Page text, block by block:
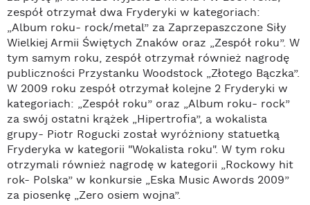
zespół otrzymał dwa Fryderyki w kategoriach:
„Album roku- rock/metal” za Zaprzepaszczone Siły
Wielkiej Armii Świętych Znaków oraz „Zespół roku”. W
tym samym roku, zespół otrzymał również nagrodę
publiczności Przystanku Woodstock „Złotego Bączka”.
W 2009 roku zespół otrzymał kolejne 2 Fryderyki w
kategoriach: „Zespół roku” oraz „Album roku- rock”
za swój ostatni krążek „Hipertrofia”, a wokalista
grupy- Piotr Rogucki został wyróżniony statuetką
Fryderyka w kategorii "Wokalista roku". W tym roku
otrzymali również nagrodę w kategorii „Rockowy hit
rok- Polska” w konkursie „Eska Music Awords 2009”
za piosenkę „Zero osiem wojna”.